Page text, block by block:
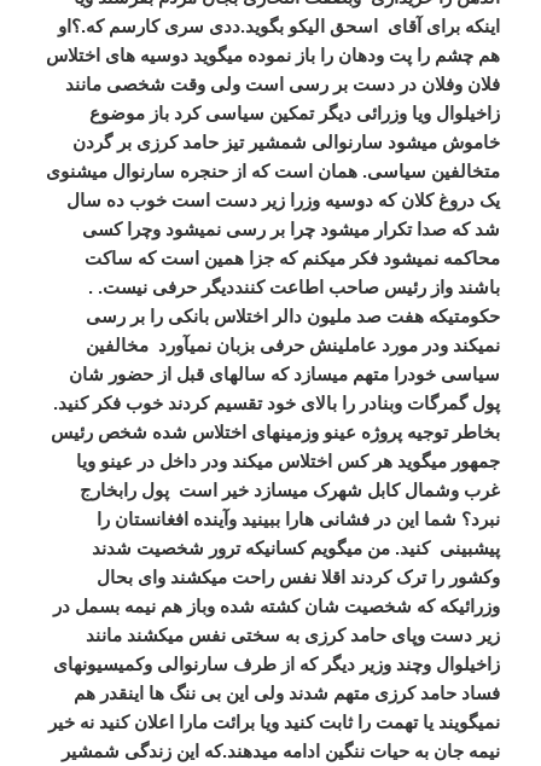
اینکه برای آقای اسحق الیکو بگوید.ددی سری کارسم که.؟او
هم چشم را پت ودهان را باز نموده میگوید دوسیه های اختلاس
فلان وفلان در دست بر رسی است ولی وقت شخصی مانند
زاخیلوال ویا وزرائی دیگر تمکین سیاسی کرد باز موضوع
خاموش میشود سارنوالی شمشیر تیز حامد کرزی بر گردن
متخالفین سیاسی. همان است که از حنجره سارنوال میشنوی
یک دروغ کلان که دوسیه وزرا زیر دست است خوب ده سال
شد که صدا تکرار میشود چرا بر رسی نمیشود وچرا کسی
محاکمه نمیشود فکر میکنم که جزا همین است که ساکت
باشند واز رئیس صاحب اطاعت کننددیگر حرفی نیست. .
حکومتیکه هفت صد ملیون دالر اختلاس بانکی را بر رسی
نمیکند ودر مورد عاملینش حرفی بزبان نمیآورد مخالفین
سیاسی خودرا متهم میسازد که سالهای قبل از حضور شان
پول گمرگات وبنادر را بالای خود تقسیم کردند خوب فکر کنید.
بخاطر توجیه پروژه عینو وزمینهای اختلاس شده شخص رئیس
جمهور میگوید هر کس اختلاس میکند ودر داخل در عینو ویا
غرب وشمال کابل شهرک میسازد خیر است پول رابخارج
نبرد؟ شما این در فشانی هارا ببینید وآینده افغانستان را
پیشبینی کنید. من میگویم کسانیکه ترور شخصیت شدند
وکشور را ترک کردند اقلا نفس راحت میکشند وای بحال
وزرائیکه که شخصیت شان کشته شده وباز هم نیمه بسمل در
زیر دست وپای حامد کرزی به سختی نفس میکشند مانند
زاخیلوال وچند وزیر دیگر که از طرف سارنوالی وکمیسیونهای
فساد حامد کرزی متهم شدند ولی این بی ننگ ها اینقدر هم
نمیگویند یا تهمت را ثابت کنید ویا برائت مارا اعلان کنید نه خیر
نیمه جان به حیات ننگین ادامه میدهند.که این زندگی شمشیر